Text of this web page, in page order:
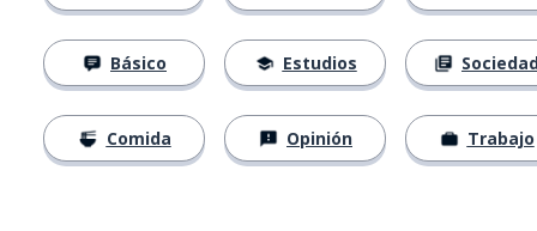
Básico
Comida
Estudios
Opinión Trabajo